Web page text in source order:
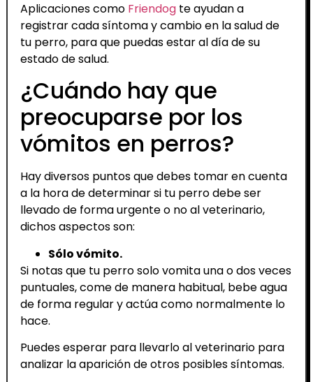
Aplicaciones como Friendogte ayudan a
registrar cada síntoma y cambio en la salud de
tu perro, para que puedas estar al día de su
estado de salud.
¿Cuándo hay que
preocuparse por los
vómitos en perros?
Hay diversos puntos que debes tomar en cuenta
a la hora de determinar si tu perro debe ser
llevado de forma urgente o no al veterinario,
dichos aspectos son:
Sólo vómito.
Si notas que tu perro solo vomita una o dos veces
puntuales, come de manera habitual, bebe agua
de forma regular y actúa como normalmente lo
hace.
Puedes esperar para llevarlo al veterinario para
analizar la aparición de otros posibles síntomas.